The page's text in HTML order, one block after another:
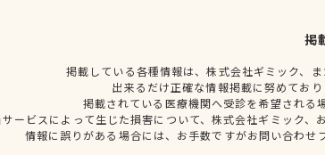
掲
掲載している各種情報は、株式会社ギミック、
出来るだけ正確な情報掲載に努めてお
掲載されている医療機関へ受診を希望され
サービスによって生じた損害について、株式会社ギミック
情報に誤りがある場合には、お手数ですがお問い合わ